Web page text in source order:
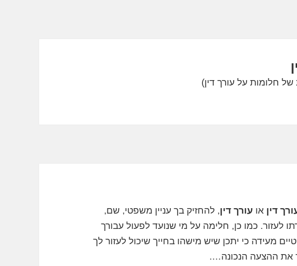
דין או עורך דין, להחזיק בך עניין משפטי, שם,
לעזור. כמו כן, חלימה על מי שנועד לפעול עבורך
מעידה כי יתכן שיש מישהו בחייך שיכול לעזור לך
את ההצעה הנכונה….